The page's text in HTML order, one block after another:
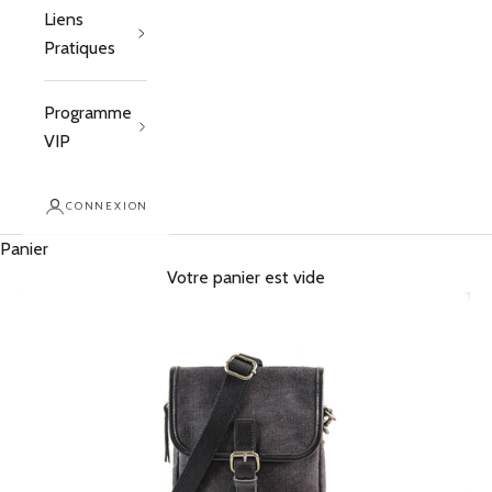
Liens
Pratiques
Programme
VIP
CONNEXION
Panier
Votre panier est vide